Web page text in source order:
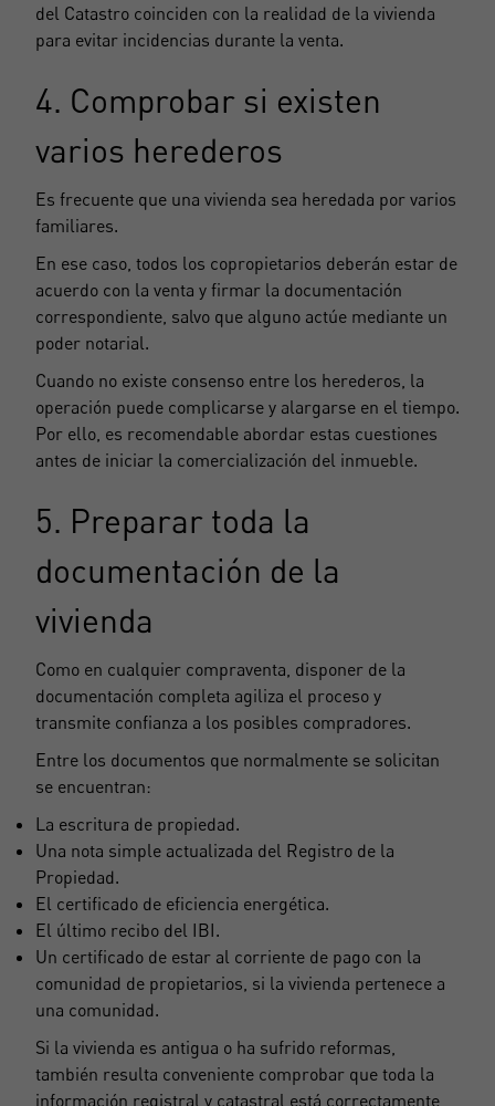
del Catastro coinciden con la realidad de la vivienda
para evitar incidencias durante la venta.
4. Comprobar si existen
varios herederos
Es frecuente que una vivienda sea heredada por varios
familiares.
En ese caso, todos los copropietarios deberán estar de
acuerdo con la venta y firmar la documentación
correspondiente, salvo que alguno actúe mediante un
poder notarial.
Cuando no existe consenso entre los herederos, la
operación puede complicarse y alargarse en el tiempo.
Por ello, es recomendable abordar estas cuestiones
antes de iniciar la comercialización del inmueble.
5. Preparar toda la
documentación de la
vivienda
Como en cualquier compraventa, disponer de la
documentación completa agiliza el proceso y
transmite confianza a los posibles compradores.
Entre los documentos que normalmente se solicitan
se encuentran:
La escritura de propiedad.
Una nota simple actualizada del Registro de la
Propiedad.
El certificado de eficiencia energética.
El último recibo del IBI.
Un certificado de estar al corriente de pago con la
comunidad de propietarios, si la vivienda pertenece a
una comunidad.
Si la vivienda es antigua o ha sufrido reformas,
también resulta conveniente comprobar que toda la
información registral y catastral está correctamente